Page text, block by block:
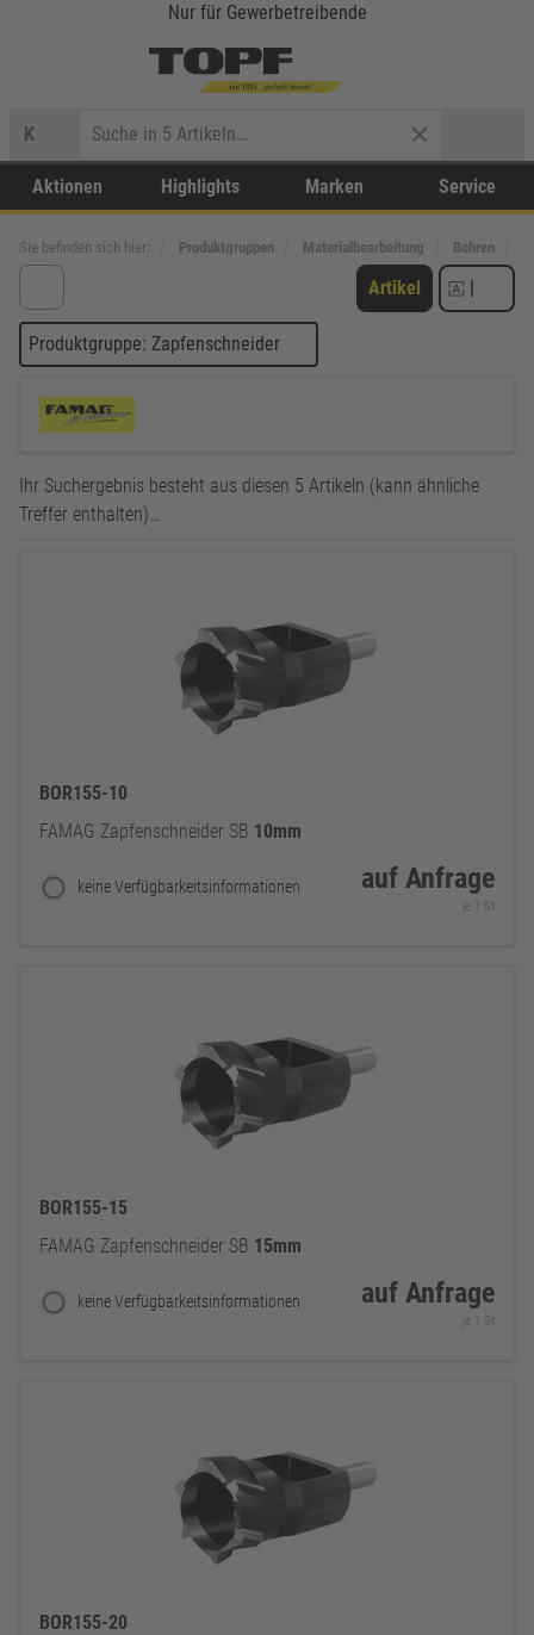
Nur für Gewerbetreibende
K
Aktionen Highlights Marken Service
Sie befinden sich hier: Produktgruppen Materialbearbeitung Bohren
Artikel |
Produktgruppe: Zapfenschneider
Ihr Suchergebnis besteht aus diesen 5 Artikeln (kann ähnliche
Treffer enthalten)…
BOR155-10
FAMAG Zapfenschneider SB 10mm
keine Verfügbarkeitsinformationen auf Anfrage
je 1 St
BOR155-15
FAMAG Zapfenschneider SB 15mm
keine Verfügbarkeitsinformationen auf Anfrage
je 1 St
BOR155-20